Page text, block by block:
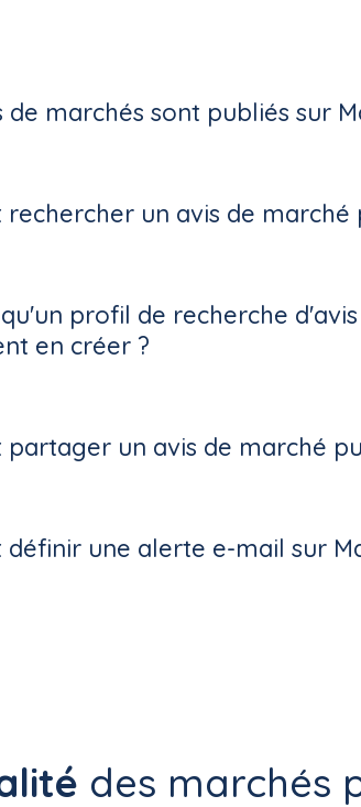
de marchés sont publiés sur
un avis de marché
profil de recherche
en créer ?
un avis de marché
une alerte e-mail sur
des marchés